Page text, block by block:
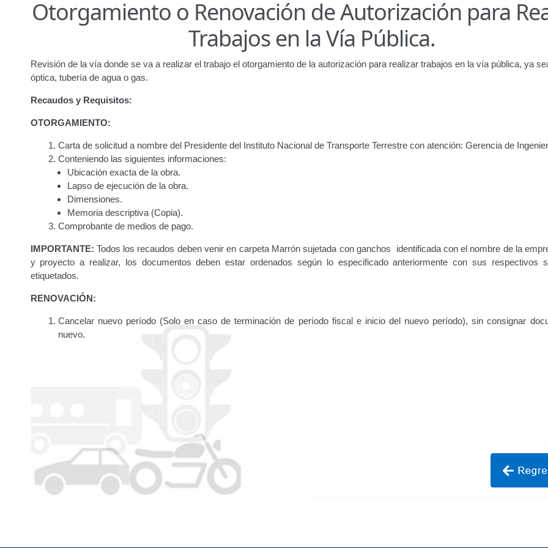
Junta Directiva Junta Directiva Old Licencia para Conducir Licencia para Conducir – Servicio Frecuente Llamado a
Otorgamiento de autorización para publicidad en vehículos.
Otorgamiento de la Certificación de Prestación de Servicio (CPS) de Transporte Público de Personas (RUTAS SUB
Pago Electrónico de Trámites en Línea
Registro Original de Licencia para Conducir Segundo Grado (2°) – (Mayores de 16 años). Registro Original de Licencia
Registro Original de Licencia para Conducir Tercer Grado (3°) – (Mayores de 16 y menores de 18 años).
Registro Original Particulares, Carga, Motocicletas, Taxi, Transporte Público y Privado de Personas – Servicio Frecuente
Tarifa por Concepto de Guarda y Custodia de Vehículos en Estacionamiento Trabajos en la Vía Pública Transporte de
Traspasos y otros modos de Transferir la Propiedad del Vehículo – Servicio Frecuente Vehículos Recuperados
Otorgamiento o Renovación de Autorización para
Trabajos en la Vía Pública.
Revisión de la vía donde se va a realizar el trabajo el otorgamiento de la autorización para realizar trabajos en la vía pública, ya
óptica, tubería de agua o gas.
Recaudos y Requisitos:
OTORGAMIENTO:
Carta de solicitud a nombre del Presidente del Instituto Nacional de Transporte Terrestre con atención: Gerencia de
Conteniendo las siguientes informaciones:
Ubicación exacta de la obra.
Lapso de ejecución de la obra.
Dimensiones.
Memoria descriptiva (Copia).
Comprobante de medios de pago.
IMPORTANTE: Todos los recaudos deben venir en carpeta Marrón sujetada con ganchos identificada con el nombre de la
y proyecto a realizar, los documentos deben estar ordenados según lo especificado anteriormente con sus respectivos
etiquetados.
RENOVACIÓN:
Cancelar nuevo período (Solo en caso de terminación de período fiscal e inicio del nuevo período), sin consignar
nuevo.